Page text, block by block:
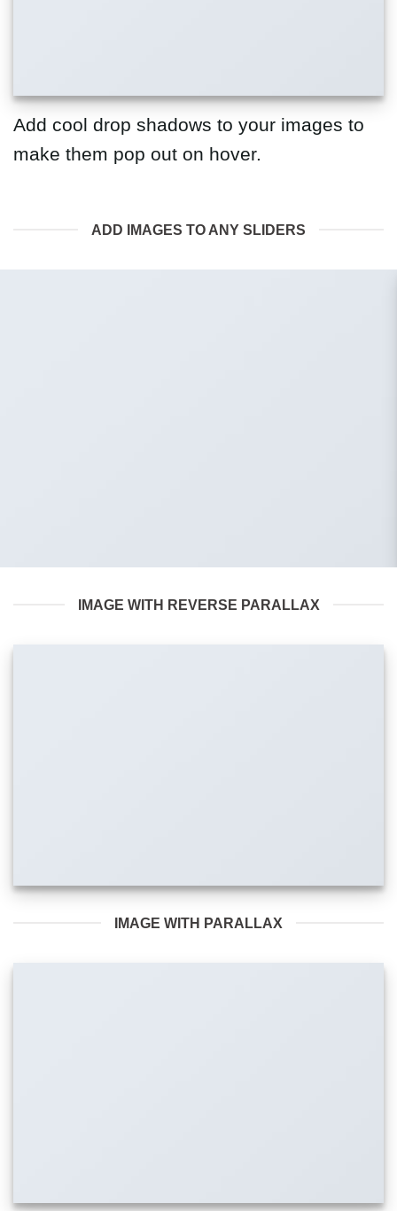
Add cool drop shadows to your images to
make them pop out on hover.
ADD IMAGES TO ANY SLIDERS
IMAGE WITH REVERSE PARALLAX
IMAGE WITH PARALLAX